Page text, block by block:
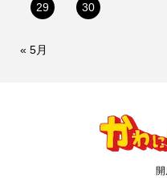
29 30
« 5月